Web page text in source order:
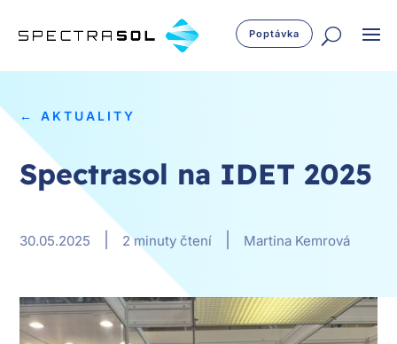
Poptávka
← AKTUALITY
Spectrasol na IDET 2025
30.05.2025 2 minuty čtení Martina Kemrová